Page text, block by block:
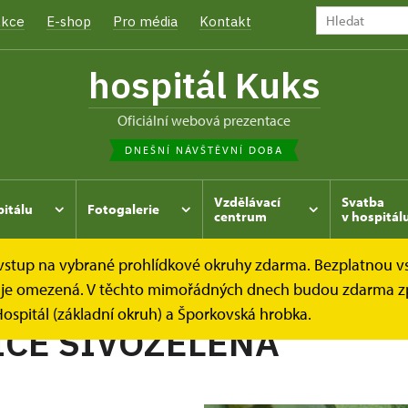
E-shop Pro média Kontakt
hospitál Kuks
oficiální webová prezentace
DNEŠNÍ NÁVŠTĚVNÍ DOBA
Fotogalerie
Vzdělávací
centrum
Svatba
v
na vybrané prohlídkové okruhy zdarma. Bezplatnou
omezená. V těchto mimořádných dnech budou zdarma
(základní okruh) a Šporkovská hrobka.
Kukský herbář - aneb co u nás roste...
SIVOZELENÁ